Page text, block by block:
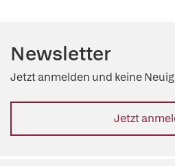
Newsletter
Jetzt anmelden und keine
Jetzt